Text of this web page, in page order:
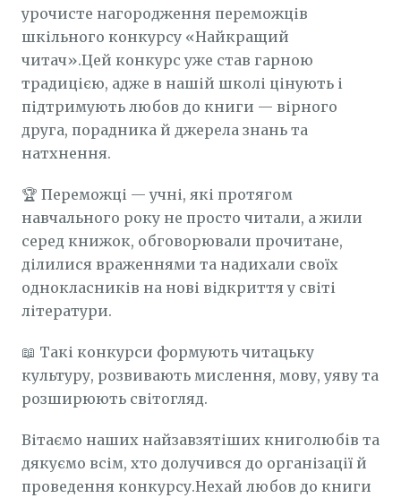
урочисте нагородження переможців
шкільного конкурсу «Найкращий
читач».Цей конкурс уже став гарною
традицією, адже в нашій школі цінують і
підтримують любов до книги — вірного
друга, порадника й джерела знань та
натхнення.
🏆 Переможці — учні, які протягом
навчального року не просто читали, а жили
серед книжок, обговорювали прочитане,
ділилися враженнями та надихали своїх
однокласників на нові відкриття у світі
літератури.
📖 Такі конкурси формують читацьку
культуру, розвивають мислення, мову, уяву та
розширюють світогляд.
Вітаємо наших найзавзятіших книголюбів та
дякуємо всім, хто долучився до організації й
проведення конкурсу.Нехай любов до книги